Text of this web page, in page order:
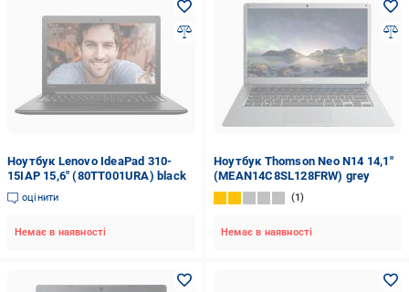
Ноутбук Lenovo IdeaPad 310-
15IAP 15,6" (80TT001URA) black
оцінити
Немає в наявності
Ноутбук Thomson Neo N14 14,1"
(MEAN14C8SL128FRW) grey
1
Немає в наявності